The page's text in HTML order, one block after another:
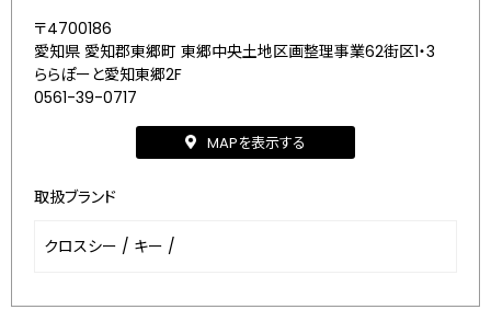
〒4700186
愛知県 愛知郡東郷町 東郷中央土地区画整理事業62街区1・3
ららぽーと愛知東郷2F
0561-39-0717
MAPを表示する
取扱ブランド
クロスシー / キー /